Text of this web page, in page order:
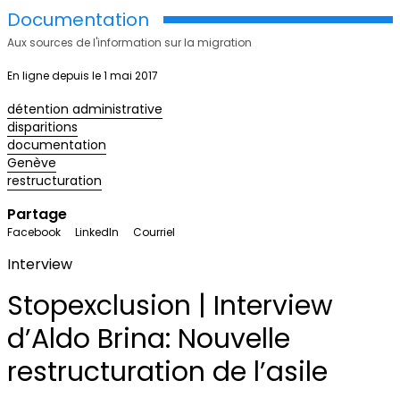
Documentation
Aux sources de l'information sur la migration
En ligne depuis le 1 mai 2017
détention administrative
disparitions
documentation
Genève
restructuration
Partage
Facebook LinkedIn Courriel
Interview
Stopexclusion | Interview
d’Aldo Brina: Nouvelle
restructuration de l’asile